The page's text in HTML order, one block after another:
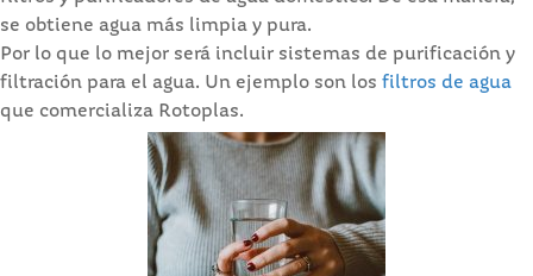
se obtiene agua más limpia y pura.
Por lo que lo mejor será incluir sistemas de purificación y
filtración para el agua. Un ejemplo son los filtros de agua
que comercializa Rotoplas.